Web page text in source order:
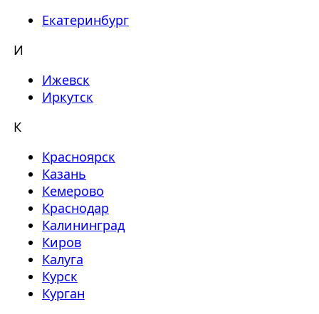
Екатеринбург
И
Ижевск
Иркутск
К
Красноярск
Казань
Кемерово
Краснодар
Калининград
Киров
Калуга
Курск
Курган